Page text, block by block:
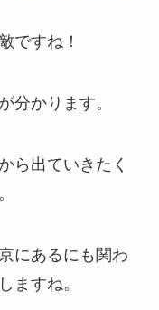
ですね！
分かります。
ら出ていきたく
にあるにも関わ
ますね。